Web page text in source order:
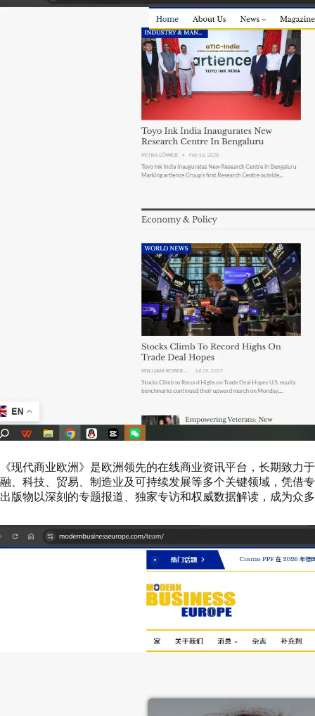
《现代商业欧洲》是欧洲领先的在线商业资讯平台，长期致
融、科技、贸易、制造业及可持续发展等多个关键领域，凭借
出版物以深刻的专题报道、独家专访和权威数据解读，成为众